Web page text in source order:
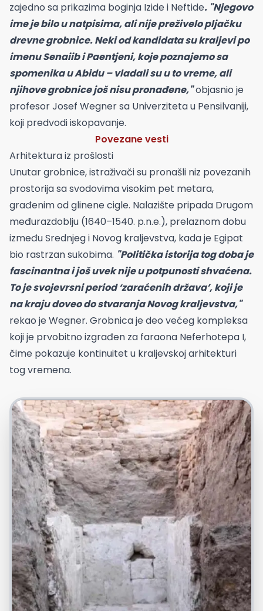
zajedno sa prikazima boginja Izide i Neftide. "Njegovo
ime je bilo u natpisima, ali nije preživelo pljačku
drevne grobnice. Neki od kandidata su kraljevi po
imenu Senaiib i Paentjeni, koje poznajemo sa
spomenika u Abidu – vladali su u to vreme, ali
njihove grobnice još nisu pronađene,"objasnio je
profesor Josef Wegner sa Univerziteta u Pensilvaniji,
koji predvodi iskopavanje.
Povezane vesti
Arhitektura iz prošlosti
Unutar grobnice, istraživači su pronašli niz povezanih
prostorija sa svodovima visokim pet metara,
građenim od glinene cigle. Nalazište pripada Drugom
međurazdoblju (1640–1540. p.n.e.), prelaznom dobu
između Srednjeg i Novog kraljevstva, kada je Egipat
bio rastrzan sukobima. "Politička istorija tog doba je
fascinantna i još uvek nije u potpunosti shvaćena.
To je svojevrsni period ‘zaraćenih država’, koji je
na kraju doveo do stvaranja Novog kraljevstva,"
rekao je Wegner. Grobnica je deo većeg kompleksa
koji je prvobitno izgrađen za faraona Neferhotepa I,
čime pokazuje kontinuitet u kraljevskoj arhitekturi
tog vremena.
Youtube/The Lost History Channel TKTC